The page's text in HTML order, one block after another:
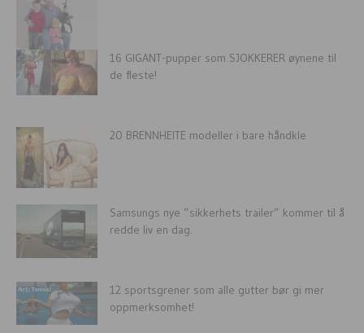
16 GIGANT-pupper som SJOKKERER øynene til
de fleste!
20 BRENNHEITE modeller i bare håndkle
Samsungs nye ”sikkerhets trailer” kommer til å
redde liv en dag.
12 sportsgrener som alle gutter bør gi mer
oppmerksomhet!